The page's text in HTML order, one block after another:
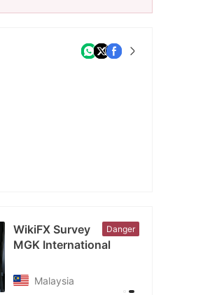
WikiFX Survey
MGK International
Danger
Malaysia